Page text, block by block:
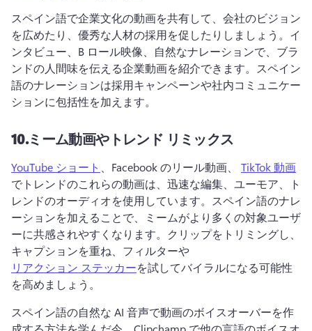
スペイン語で企業文化の動画を共有して、会社のビジョン
を広めたり、優秀な人材の採用を促したりしましょう。 イ
ンタビュー、B ロール映像、自然なナレーションで、ブラ
ンドの人間味を伝える企業動画を紹介できます。 スペイン
語のナレーションは採用キャンペーンや社内コミュニケー
ションに包括性を加えます。
10.ミーム動画やトレンド リミックス
YouTube ショート 、Facebook のリール動画、 TikTok 動画
でトレンドのこれらの動画は、迅速な編集、ユーモア、ト
レンドのオーディオを使用しています。 スペイン語のナレ
ーションを加えることで、ミームがより多くの対象ユーザ
ーに共感されやすくなります。 クリップをトリミングし、
キャプションを重ね、フィルターや
リアクション ステッカーを試してバイラルになる可能性
を高めましょう。
スペイン語の自然な AI 音声で動画のボイスオーバーを作